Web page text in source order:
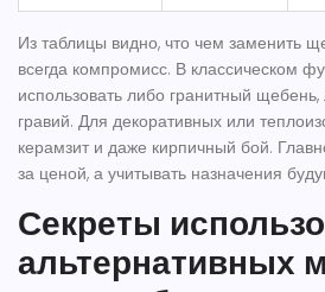
Из таблицы видно, что чем заменить
всегда компромисс. В классическом
использовать либо гранитный
гравий. Для декоративных или
керамзит и даже кирпичный бой.
за ценой, а учитывать назначения
Секреты
альтернативных